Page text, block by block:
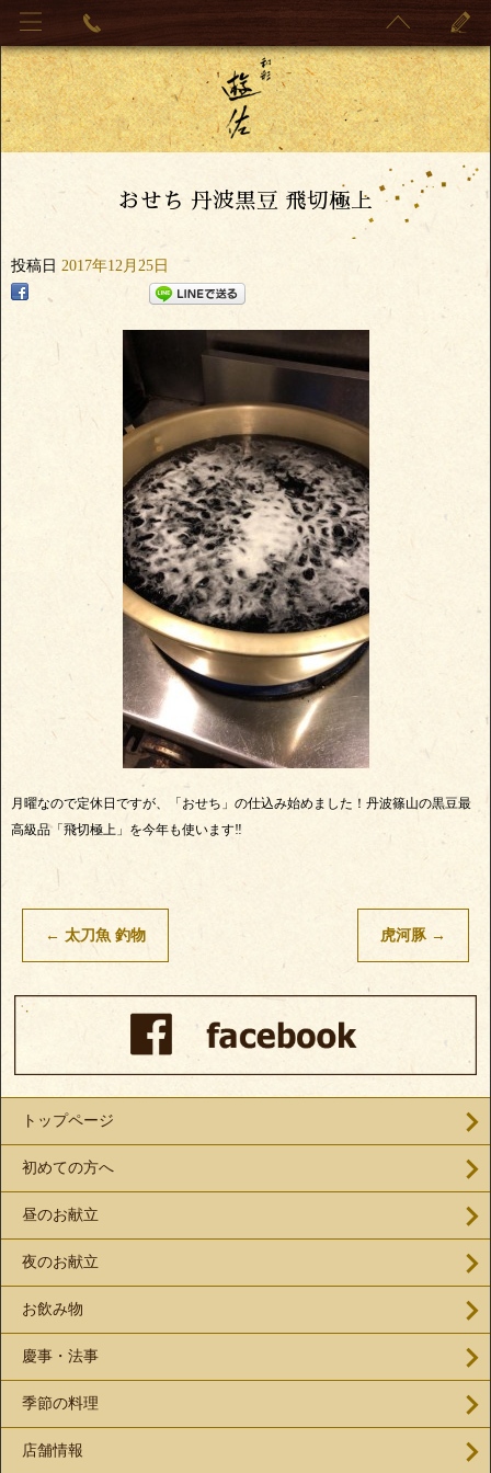
おせち 丹波黒豆 飛切極上
投稿日 2017年12月25日
月曜なので定休日ですが、「おせち」の仕込み始めました！丹波篠山の黒豆最
高級品「飛切極上」を今年も使います‼️
← 太刀魚 釣物 虎河豚 →
トップページ
初めての方へ
昼のお献立
夜のお献立
お飲み物
慶事・法事
季節の料理
店舗情報